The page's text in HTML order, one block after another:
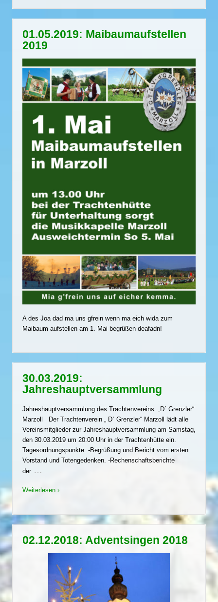
01.05.2019: Maibaumaufstellen
2019
A des Joa dad ma uns gfrein wenn ma eich wida zum
Maibaum aufstellen am 1. Mai begrüßen deafadn!
30.03.2019:
Jahreshauptversammlung
Jahreshauptversammlung des Trachtenvereins „D´ Grenzler“
Marzoll Der Trachtenverein „ D` Grenzler“ Marzoll lädt alle
Vereinsmitglieder zur Jahreshauptversammlung am Samstag,
den 30.03.2019 um 20:00 Uhr in der Trachtenhütte ein.
Tagesordnungspunkte: -Begrüßung und Bericht vom ersten
Vorstand und Totengedenken. -Rechenschaftsberichte
der …
Weiterlesen ›
02.12.2018: Adventsingen 2018